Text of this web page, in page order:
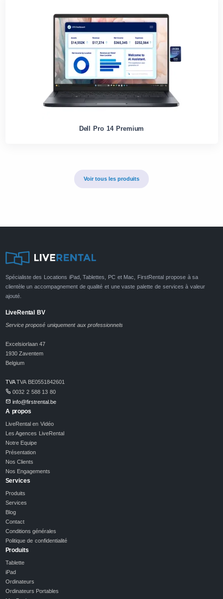
Dell Pro 14 Premium
Voir tous les produits
Spécialiste des Locations iPad, Tablettes, PC et Mac, FirstRental propose à sa
clientèle un accompagnement de qualité et une vaste palette de services à valeur
ajouté.
LiveRental BV
Service proposé uniquement aux professionnels
Excelsiorlaan 47
1930 Zaventem
Belgium
TVATVA BE0551842601
0032 2 588 13 80
info@firstrental.be
A propos
LiveRental en Vidéo
Les Agences LiveRental
Notre Equipe
Présentation
Nos Clients
Nos Engagements
Services
Produits
Services
Blog
Contact
Conditions générales
Politique de confidentialité
Produits
Tablette
iPad
Ordinateurs
Ordinateurs Portables